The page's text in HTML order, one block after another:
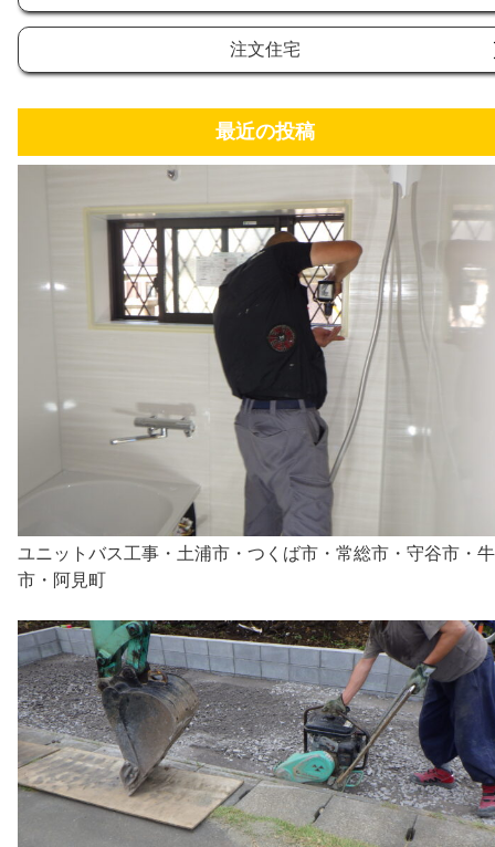
注文住宅
最近の投稿
ユニットバス工事・土浦市・つくば市・常総市・守谷市・
市・阿見町